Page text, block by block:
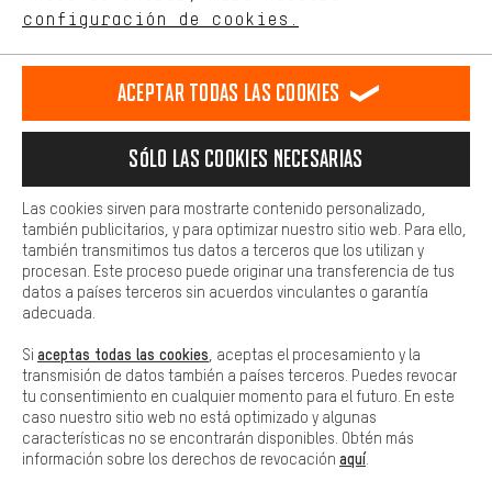
Llamada Programada
Nuestra política de privacidad
español
ES english
EN Deutsch
DE français
FR
RESCINDIR EL CONTRATO Comunidad de Aquisgrán Programa de afiliados
Aviso Legal
Plataforma de reportes Reciclaje de baterias
Configuración de las cookies Ajusta el contraste
Todos los precios indicados son en euros e sin MwSt, más
gastos de envío aEstados Unidos.
configuración de cookies.
comportamiento de compra.
Más confort
cookies de comodidad, creamos enlaces a plataformas de redes
sociales. Esto nos permite proporcionarle más contenido e
adicionales que le ayudarán a encontrar los productos adecuados.
preguntas de forma rápida y sencilla.
Básica
Las cookies básicas aseguran que puedas usar nuestro sitio web.
Aceptar todas las cookies
Sólo las cookies necesarias
Las cookies sirven para mostrarte contenido personalizado,
también publicitarios, y para optimizar nuestro sitio web. Para ello,
también transmitimos tus datos a terceros que los utilizan y
procesan. Este proceso puede originar una transferencia de tus
datos a países terceros sin acuerdos vinculantes o garantía
adecuada.
Si aceptas todas las cookies , aceptas el procesamiento y la
transmisión de datos también a países terceros. Puedes revocar
tu consentimiento en cualquier momento para el futuro. En este
caso nuestro sitio web no está optimizado y algunas
características no se encontrarán disponibles. Obtén más
información sobre los derechos de revocación aquí.